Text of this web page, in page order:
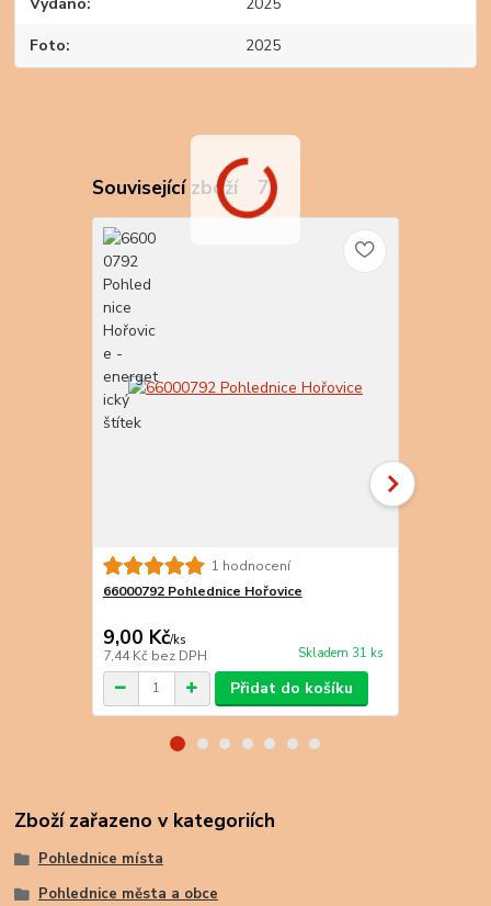
Foto 2025
Související zboží 7
1 hodnocení
66000792 Pohlednice Hořovice
9,00 Kč/ks
7,44 Kč bez DPH Skladem 31 ks
Přidat do košíku
Zboží zařazeno v kategoriích
Pohlednice místa
Pohlednice města a obce